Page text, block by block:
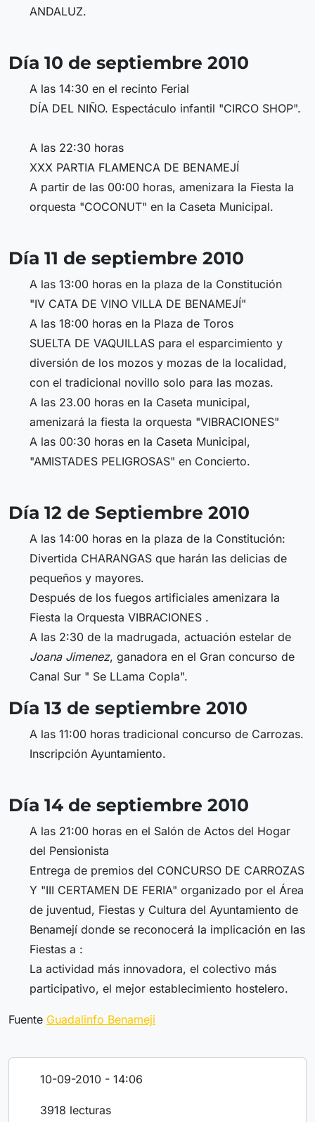
ANDALUZ.
Día 10 de septiembre 2010
A las 14:30 en el recinto Ferial
DÍA DEL NIÑO. Espectáculo infantil "CIRCO SHOP".
A las 22:30 horas
XXX PARTIA FLAMENCA DE BENAMEJÍ
A partir de las 00:00 horas, amenizara la Fiesta la
orquesta "COCONUT" en la Caseta Municipal.
Día 11 de septiembre 2010
A las 13:00 horas en la plaza de la Constitución
"IV CATA DE VINO VILLA DE BENAMEJÍ"
A las 18:00 horas en la Plaza de Toros
SUELTA DE VAQUILLAS para el esparcimiento y
diversión de los mozos y mozas de la localidad,
con el tradicional novillo solo para las mozas.
A las 23.00 horas en la Caseta municipal,
amenizará la fiesta la orquesta "VIBRACIONES"
A las 00:30 horas en la Caseta Municipal,
"AMISTADES PELIGROSAS" en Concierto.
Día 12 de Septiembre 2010
A las 14:00 horas en la plaza de la Constitución:
Divertida CHARANGAS que harán las delicias de
pequeños y mayores.
Después de los fuegos artificiales amenizara la
Fiesta la Orquesta VIBRACIONES .
A las 2:30 de la madrugada, actuación estelar de
Joana Jimenez, ganadora en el Gran concurso de
Canal Sur " Se LLama Copla".
Día 13 de septiembre 2010
A las 11:00 horas tradicional concurso de Carrozas.
Inscripción Ayuntamiento.
Día 14 de septiembre 2010
A las 21:00 horas en el Salón de Actos del Hogar
del Pensionista
Entrega de premios del CONCURSO DE CARROZAS
Y "III CERTAMEN DE FERIA" organizado por el Área
de juventud, Fiestas y Cultura del Ayuntamiento de
Benamejí donde se reconocerá la implicación en las
Fiestas a :
La actividad más innovadora, el colectivo más
participativo, el mejor establecimiento hostelero.
Fuente Guadalinfo Benameji
10-09-2010 - 14:06
3918 lecturas